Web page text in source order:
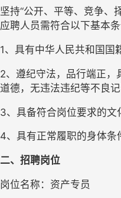
坚持“公开、平等、竞争、
应聘人员需符合以下基本条
1、具有中华人民共和国国
2、遵纪守法，品行端正，
道德，无违法违纪等不良
3、具备符合岗位要求的文
4、具有正常履职的身体条
二、招聘岗位
岗位名称：资产专员